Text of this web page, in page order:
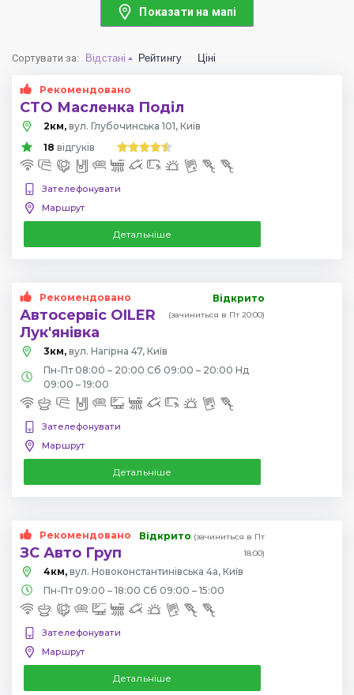
Показати на мапі
Сортувати за: Відстані Рейтингу Ціні
Рекомендовано
СТО Масленка Поділ
2км, вул. Глубочинська 101, Київ
18 відгуків
Зателефонувати
Маршрут
Детальніше
Рекомендовано
Автосервіс OILER
Лук'янівка
Відкрито
(зачиниться в Пт 20:00)
3км, вул. Нагірна 47, Київ
Пн-Пт 08:00 – 20:00 Сб 09:00 – 20:00 Нд
09:00 – 19:00
Зателефонувати
Маршрут
Детальніше
Рекомендовано
ЗС Авто Груп
Відкрито (зачиниться в Пт
18:00)
4км, вул. Новоконстантинівська 4а, Київ
Пн-Пт 09:00 – 18:00 Сб 09:00 – 15:00
Зателефонувати
Маршрут
Детальніше